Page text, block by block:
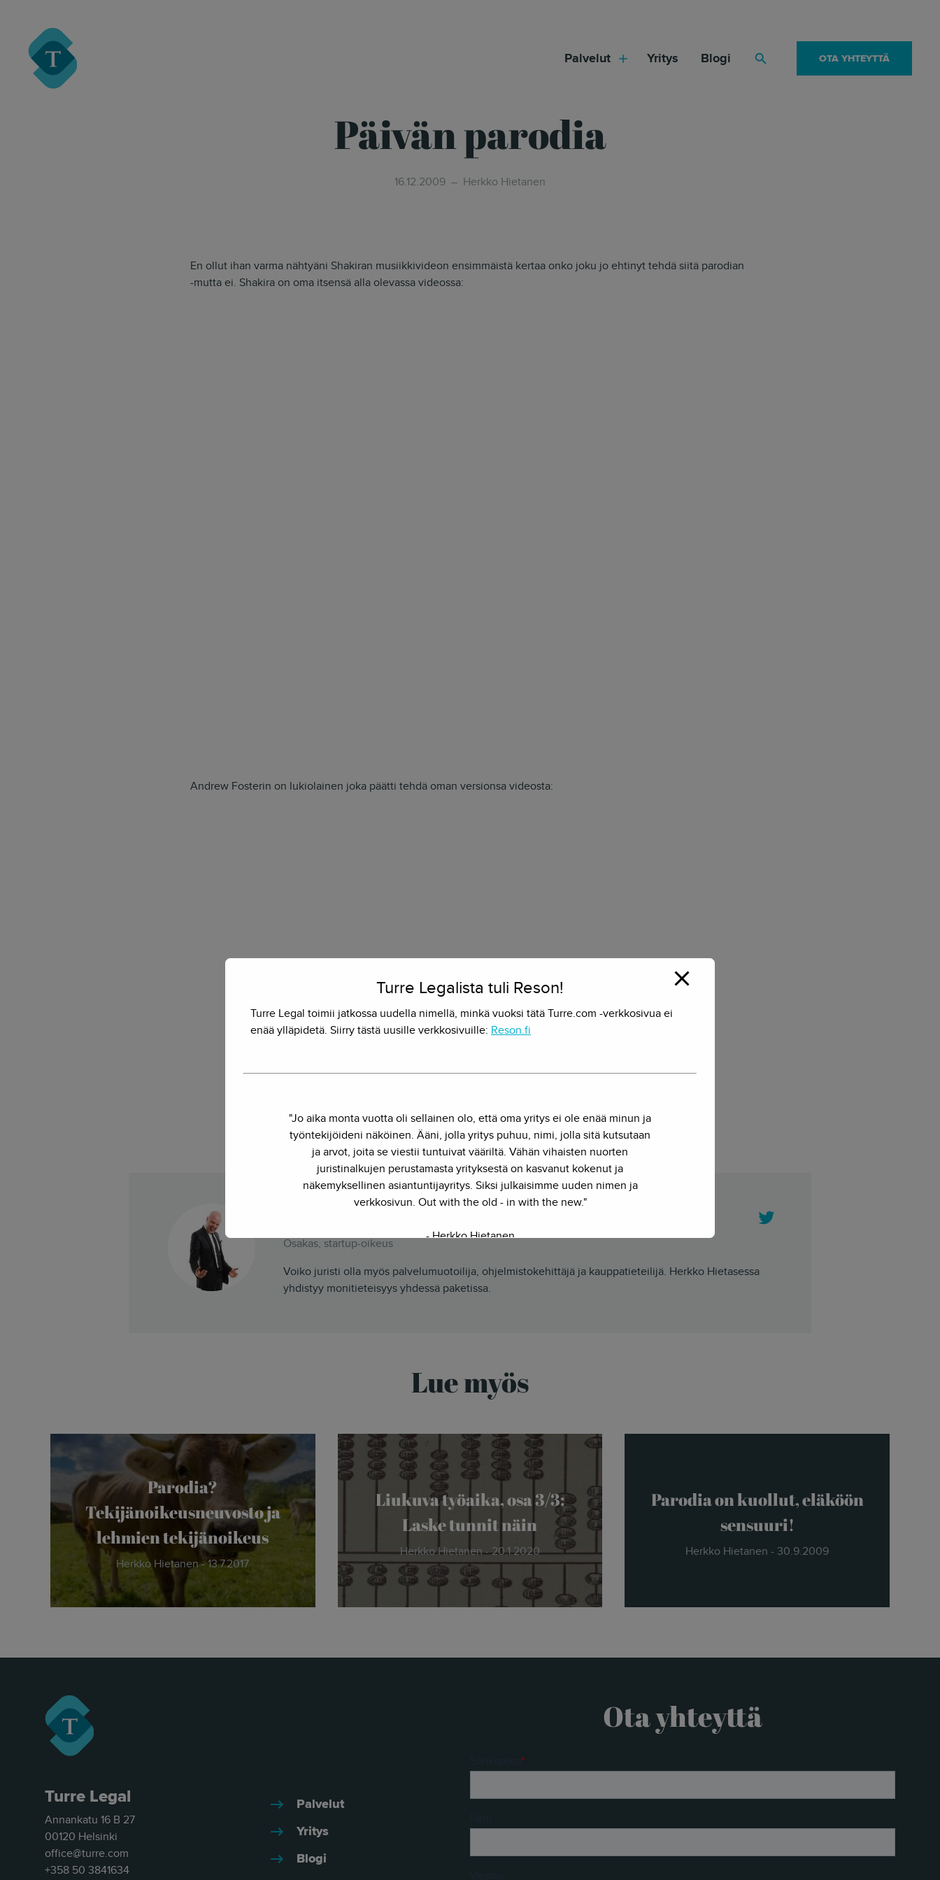
Turre Legal
Palvelut Yritys Blogi OTA YHTEYTTÄ
Päivän parodia
16.12.2009 Herkko Hietanen
En ollut ihan varma nähtyäni Shakiran musiikkivideon ensimmäistä kertaa onko joku jo ehtinyt tehdä siitä parodian
-mutta ei. Shakira on oma itsensä alla olevassa videossa:
Andrew Fosterin on lukiolainen joka päätti tehdä oman versionsa videosta:
Herkko Hietanen
Osakas, startup-oikeus
Voiko juristi olla myös palvelumuotoilija, ohjelmistokehittäjä ja kauppatieteilijä. Herkko Hietasessa
yhdistyy monitieteisyys yhdessä paketissa.
Lue myös
Parodia?
Tekijänoikeusneuvosto ja
lehmien tekijänoikeus
Herkko Hietanen - 13.7.2017
Liukuva työaika, osa 3/3:
Laske tunnit näin
Herkko Hietanen - 20.1.2020
Parodia on kuollut, eläköön
sensuuri!
Herkko Hietanen - 30.9.2009
Turre Legal
Annankatu 16 B 27
00120 Helsinki
office@turre.com
+358 50 3841634
Palvelut
Yritys
Blogi
Ota yhteyttä
Turre Legalista tuli Reson!
Turre Legal toimii jatkossa uudella nimellä, minkä vuoksi tätä Turre.com -verkkosivua ei
enää ylläpidetä. Siirry tästä uusille verkkosivuille: Reson.fi
"Jo aika monta vuotta oli sellainen olo, että oma yritys ei ole enää minun ja
työntekijöideni näköinen. Ääni, jolla yritys puhuu, nimi, jolla sitä kutsutaan
ja arvot, joita se viestii tuntuivat vääriltä. Vähän vihaisten nuorten
juristinalkujen perustamasta yrityksestä on kasvanut kokenut ja
näkemyksellinen asiantuntijayritys. Siksi julkaisimme uuden nimen ja
verkkosivun. Out with the old - in with the new."
- Herkko Hietanen